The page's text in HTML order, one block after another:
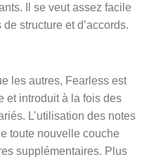
Il se veut assez facile
structure et d’accords.
les autres, Fearless est
et introduit à la fois des
L’utilisation des notes
toute nouvelle couche
supplémentaires. Plus